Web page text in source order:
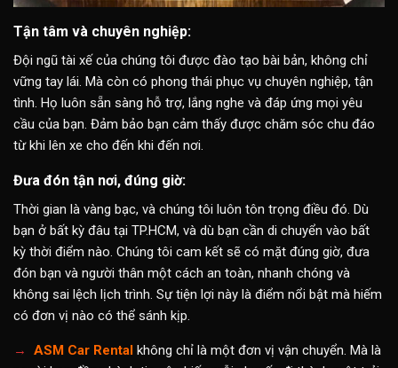
Tận tâm và chuyên nghiệp:
Đội ngũ tài xế của chúng tôi được đào tạo bài bản, không chỉ
vững tay lái. Mà còn có phong thái phục vụ chuyên nghiệp, tận
tình. Họ luôn sẵn sàng hỗ trợ, lắng nghe và đáp ứng mọi yêu
cầu của bạn. Đảm bảo bạn cảm thấy được chăm sóc chu đáo
từ khi lên xe cho đến khi đến nơi.
Đưa đón tận nơi, đúng giờ:
Thời gian là vàng bạc, và chúng tôi luôn tôn trọng điều đó. Dù
bạn ở bất kỳ đâu tại TP.HCM, và dù bạn cần di chuyển vào bất
kỳ thời điểm nào. Chúng tôi cam kết sẽ có mặt đúng giờ, đưa
đón bạn và người thân một cách an toàn, nhanh chóng và
không sai lệch lịch trình. Sự tiện lợi này là điểm nổi bật mà hiếm
có đơn vị nào có thể sánh kịp.
→ ASM Car Rental không chỉ là một đơn vị vận chuyển. Mà là